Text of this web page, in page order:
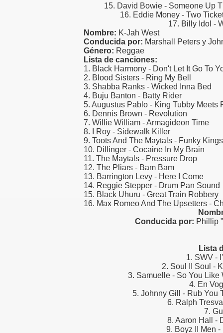
15. David Bowie - Someone Up
16. Eddie Money - Two
17. Billy Idol -
Nombre: K-Jah West
Conducida por: Marshall Peters y
Género: Reggae
Lista de canciones:
1. Black Harmony - Don't Let It Go To
2. Blood Sisters - Ring My Bell
3. Shabba Ranks - Wicked Inna Bed
4. Buju Banton - Batty Rider
5. Augustus Pablo - King Tubby Meets
6. Dennis Brown - Revolution
7. Willie William - Armagideon Time
8. I Roy - Sidewalk Killer
9. Toots And The Maytals - Funky
10. Dillinger - Cocaine In My Brain
11. The Maytals - Pressure Drop
12. The Pliars - Bam Bam
13. Barrington Levy - Here I Come
14. Reggie Stepper - Drum Pan Sound
15. Black Uhuru - Great Train Robbery
16. Max Romeo And The Upsetters -
Conducida por: Phillip
Lista
1. SWV -
2. Soul II Soul -
3. Samuelle - So You Like
4. En
5. Johnny Gill - Rub You
6. Ralph
7.
8. Aaron Hall -
9. Boyz II Men